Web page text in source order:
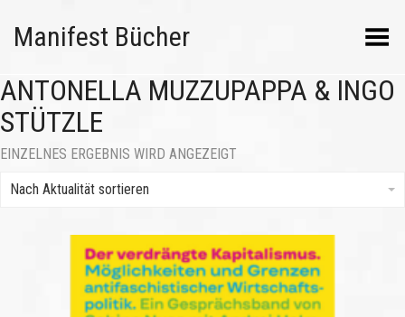
Manifest Bücher Menü umschalten
ANTONELLA MUZZUPAPPA & INGO
STÜTZLE
EINZELNES ERGEBNIS WIRD ANGEZEIGT
Nach Aktualität sortieren